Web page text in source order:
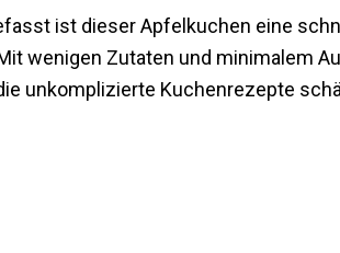
ist dieser Apfelkuchen eine
wenigen Zutaten und minimalem
unkomplizierte Kuchenrezepte